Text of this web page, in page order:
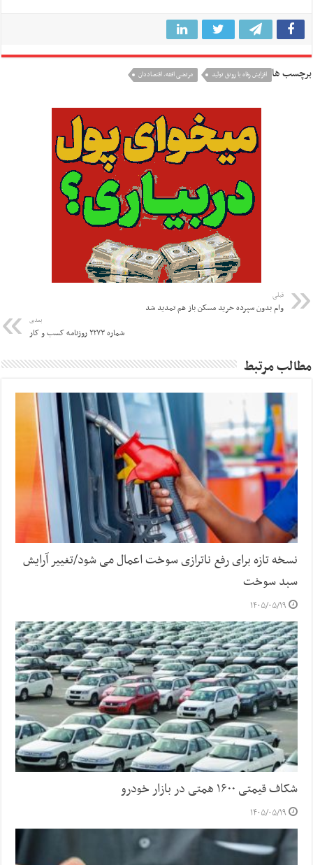
برچسب ها افزایش رفاه با رونق تولید مرتضی افقه، اقتصاددان
قبلی
وام بدون سپرده خرید مسکن باز هم تمدید شد
بعدی
شماره ۲۲۷۳ روزنامه کسب و کار
مطالب مرتبط
نسخه تازه برای رفع ناترازی سوخت اعمال می شود/تغییر آرایش
سبد سوخت
۱۴۰۵/۰۵/۱۹
شکاف قیمتی ۱۶۰۰ همتی در بازار خودرو
۱۴۰۵/۰۵/۱۹